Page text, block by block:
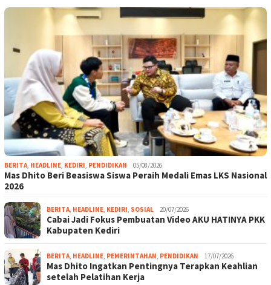
BERITA, HEADLINE, KEDIRI, PENDIDIKAN 05/08/2026
Mas Dhito Beri Beasiswa Siswa Peraih Medali Emas LKS Nasional
2026
BERITA, HEADLINE, KEDIRI, SOSIAL 20/07/2026
Cabai Jadi Fokus Pembuatan Video AKU HATINYA PKK
Kabupaten Kediri
BERITA, HEADLINE, PEMERINTAHAN, PENDIDIKAN 17/07/2026
Mas Dhito Ingatkan Pentingnya Terapkan Keahlian
setelah Pelatihan Kerja